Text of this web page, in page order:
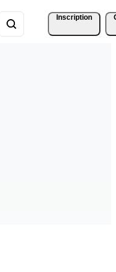
Inscription